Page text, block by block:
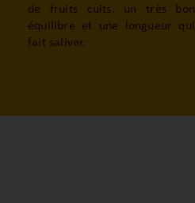
de fruits cuits. un très bon
équilibre et une longueur qui
fait saliver.